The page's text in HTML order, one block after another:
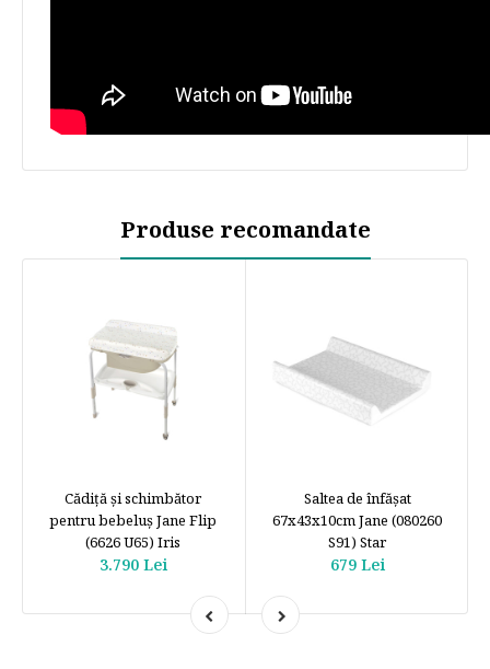
Produse recomandate
Cădiță și schimbător
pentru bebeluș Jane Flip
(6626 U65) Iris
3.790 Lei
Saltea de înfășat
67x43x10cm Jane (080260
S91) Star
679 Lei